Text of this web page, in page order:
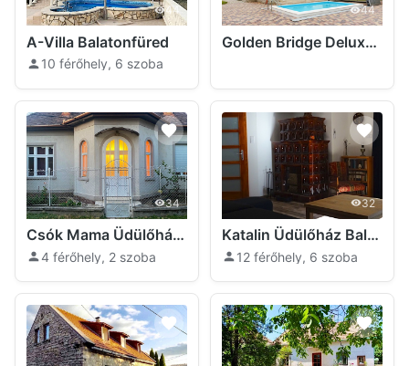
44
A-Villa Balatonfüred
10 férőhely, 6 szoba
44
Golden Bridge Deluxe Home Balatonfüred
34
Csók Mama Üdülőház Balatonfüred
4 férőhely, 2 szoba
32
Katalin Üdülőház Balatonfüred
12 férőhely, 6 szoba